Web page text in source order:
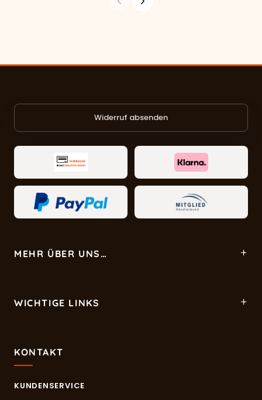
Widerruf absenden
MEHR ÜBER UNS…
WICHTIGE LINKS
KONTAKT
KUNDENSERVICE